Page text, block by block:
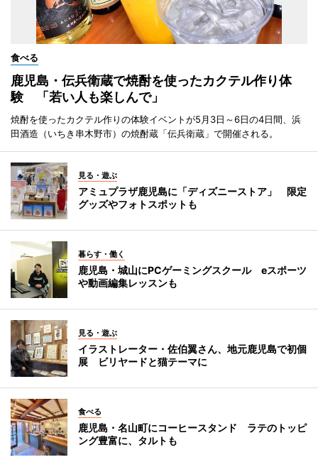
食べる
鹿児島・伝兵衛蔵で焼酎を使ったカクテル作り体
験 「若い人も楽しんで」
焼酎を使ったカクテル作りの体験イベントが5月3日～6日の4日間、浜
田酒造（いちき串木野市）の焼酎蔵「伝兵衛蔵」で開催される。
見る・遊ぶ
アミュプラザ鹿児島に「ディズニーストア」 限定
グッズやフォトスポットも
暮らす・働く
鹿児島・城山にPCゲーミングスクール eスポーツ
や動画編集レッスンも
見る・遊ぶ
イラストレーター・佐伯翼さん、地元鹿児島で初個
展 ビリヤードと猫テーマに
食べる
鹿児島・名山町にコーヒースタンド ラテのトッピ
ング豊富に、タルトも